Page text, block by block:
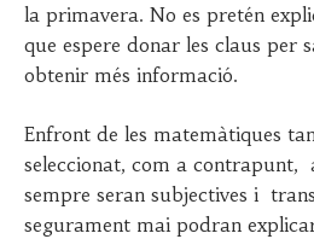
la primavera. No es pretén
que espere donar les claus per
obtenir més informació.
Enfront de les matemàtiques
seleccionat, com a contrapunt,
sempre seran subjectives i
segurament mai podran